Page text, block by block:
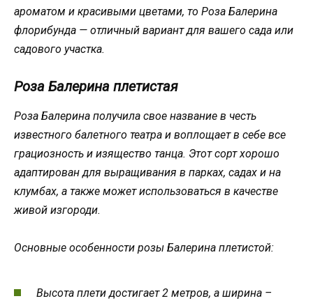
ароматом и красивыми цветами, то Роза Балерина
флорибунда — отличный вариант для вашего сада или
садового участка.
Роза Балерина плетистая
Роза Балерина получила свое название в честь
известного балетного театра и воплощает в себе все
грациозность и изящество танца. Этот сорт хорошо
адаптирован для выращивания в парках, садах и на
клумбах, а также может использоваться в качестве
живой изгороди.
Основные особенности розы Балерина плетистой:
Высота плети достигает 2 метров, а ширина –